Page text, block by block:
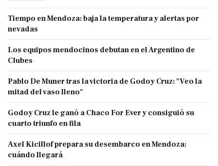
Tiempo en Mendoza: baja la temperatura y alertas por
nevadas
Los equipos mendocinos debutan en el Argentino de
Clubes
Pablo De Muner tras la victoria de Godoy Cruz: "Veo la
mitad del vaso lleno"
Godoy Cruz le ganó a Chaco For Ever y consiguió su
cuarto triunfo en fila
Axel Kicillof prepara su desembarco en Mendoza:
cuándo llegará